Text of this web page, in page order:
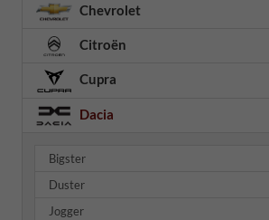
Chevrolet
Citroën
Cupra
Dacia
Bigster
Duster
Jogger